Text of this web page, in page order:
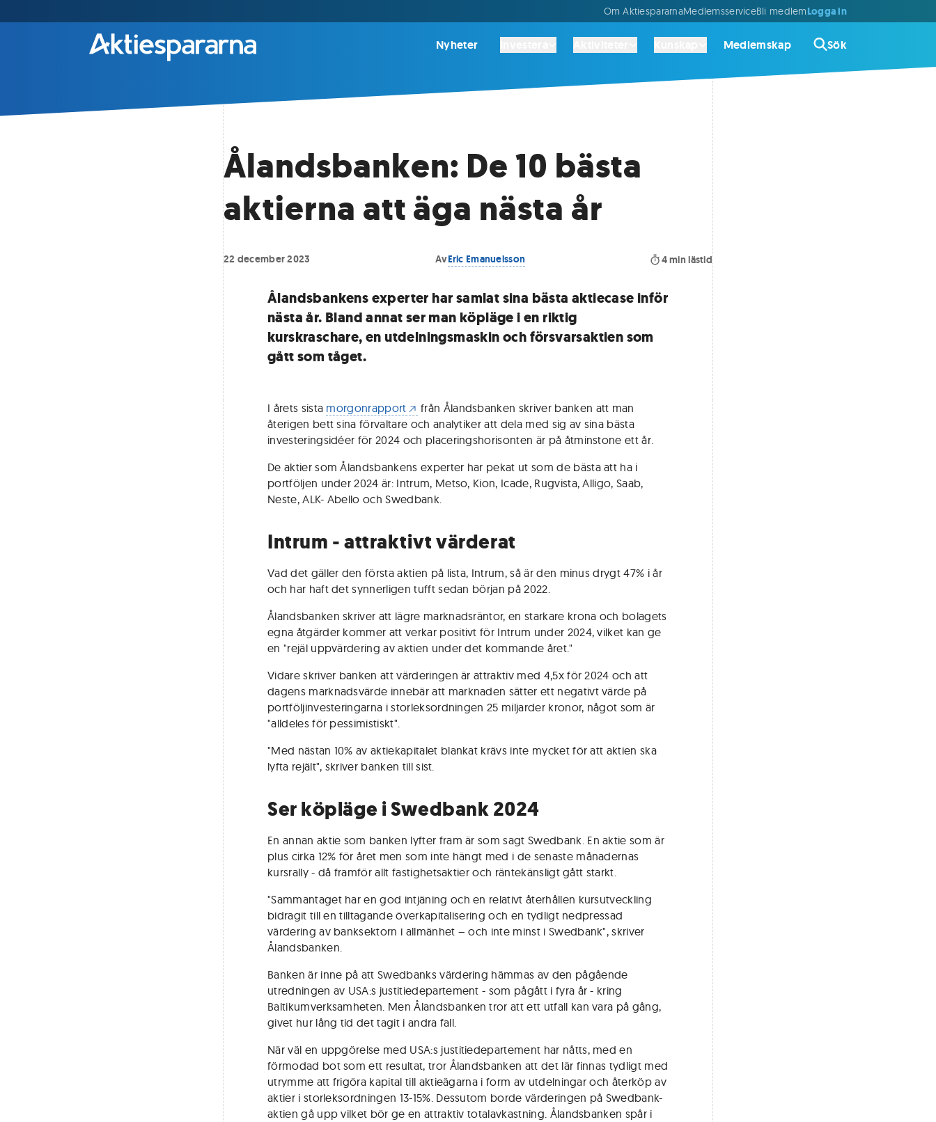
Om AktiespararnaMedlemsserviceBli medlemLogga in
Nyheter Medlemskap Sök
Ålandsbanken: De 10 bästa
aktierna att äga nästa år
22 december 2023 AvEric Emanuelsson 4min lästid
Ålandsbankens experter har samlat sina bästa aktiecase inför
nästa år. Bland annat ser man köpläge i en riktig
kurskraschare, en utdelningsmaskin och försvarsaktien som
gått som tåget.
I årets sista morgonrapport
från Ålandsbanken skriver banken att man
återigen bett sina förvaltare och analytiker att dela med sig av sina bästa
investeringsidéer för 2024 och placeringshorisonten är på åtminstone ett år.
De aktier som Ålandsbankens experter har pekat ut som de bästa att ha i
portföljen under 2024 är: Intrum, Metso, Kion, Icade, Rugvista, Alligo, Saab,
Neste, ALK- Abello och Swedbank.
Intrum - attraktivt värderat
Vad det gäller den första aktien på lista, Intrum, så är den minus drygt 47% i år
och har haft det synnerligen tufft sedan början på 2022.
Ålandsbanken skriver att lägre marknadsräntor, en starkare krona och bolagets
egna åtgärder kommer att verkar positivt för Intrum under 2024, vilket kan ge
en "rejäl uppvärdering av aktien under det kommande året."
Vidare skriver banken att värderingen är attraktiv med 4,5x för 2024 och att
dagens marknadsvärde innebär att marknaden sätter ett negativt värde på
portföljinvesteringarna i storleksordningen 25 miljarder kronor, något som är
"alldeles för pessimistiskt".
"Med nästan 10% av aktiekapitalet blankat krävs inte mycket för att aktien ska
lyfta rejält", skriver banken till sist.
Ser köpläge i Swedbank 2024
En annan aktie som banken lyfter fram är som sagt Swedbank. En aktie som är
plus cirka 12% för året men som inte hängt med i de senaste månadernas
kursrally - då framför allt fastighetsaktier och räntekänsligt gått starkt.
"Sammantaget har en god intjäning och en relativt återhållen kursutveckling
bidragit till en tilltagande överkapitalisering och en tydligt nedpressad
värdering av banksektorn i allmänhet – och inte minst i Swedbank", skriver
Ålandsbanken.
Banken är inne på att Swedbanks värdering hämmas av den pågående
utredningen av USA:s justitiedepartement - som pågått i fyra år - kring
Baltikumverksamheten. Men Ålandsbanken tror att ett utfall kan vara på gång,
givet hur lång tid det tagit i andra fall.
När väl en uppgörelse med USA:s justitiedepartement har nåtts, med en
förmodad bot som ett resultat, tror Ålandsbanken att det lär finnas tydligt med
utrymme att frigöra kapital till aktieägarna i form av utdelningar och återköp av
aktier i storleksordningen 13-15%. Dessutom borde värderingen på Swedbank-
aktien gå upp vilket bör ge en attraktiv totalavkastning. Ålandsbanken spår i